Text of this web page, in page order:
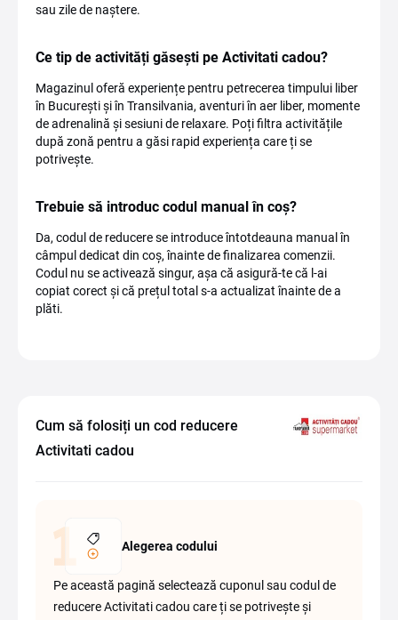
sau zile de naștere.
Ce tip de activități găsești pe Activitati cadou?
Magazinul oferă experiențe pentru petrecerea timpului liber
în București și în Transilvania, aventuri în aer liber, momente
de adrenalină și sesiuni de relaxare. Poți filtra activitățile
după zonă pentru a găsi rapid experiența care ți se
potrivește.
Trebuie să introduc codul manual în coș?
Da, codul de reducere se introduce întotdeauna manual în
câmpul dedicat din coș, înainte de finalizarea comenzii.
Codul nu se activează singur, așa că asigură-te că l-ai
copiat corect și că prețul total s-a actualizat înainte de a
plăti.
Cum să folosiți un cod reducere
Activitati cadou
Alegerea codului
Pe această pagină selectează cuponul sau codul de
reducere Activitati cadou care ți se potrivește și